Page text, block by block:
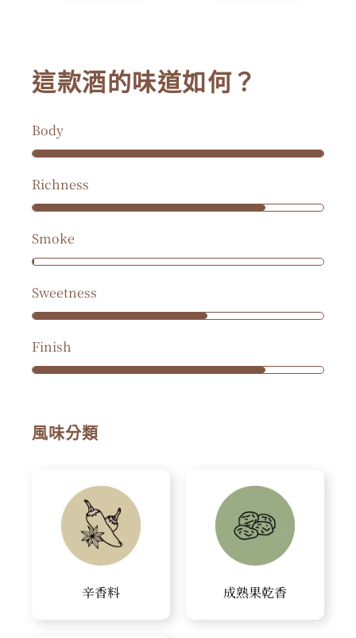
這款酒的味道如何？
Body
Richness
Smoke
Sweetness
Finish
風味分類
辛香料 成熟果乾香